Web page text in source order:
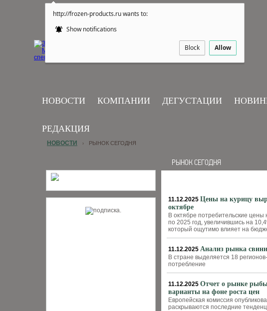
http://frozen-products.ru wants to:
Show notifications
Block Allow
НОВОСТИ КОМПАНИИ ДЕГУСТАЦИИ
РЕДАКЦИЯ
НОВОСТИ › РЫНОК СЕГОДНЯ
РЫНОК СЕГОДНЯ
11.12.2025 Цены на курицу
октябре
В октябре потребительские
по 2025 год, увеличившись на
который ощутимо влияет на
11.12.2025 Анализ рынка
В стране выделяется 18
потребление
11.12.2025 Отчет о рынке
варианты на фоне роста цен
Европейская комиссия
раскрываются последние